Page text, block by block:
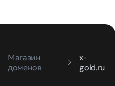
Магазин
доменов
x-
gold.ru